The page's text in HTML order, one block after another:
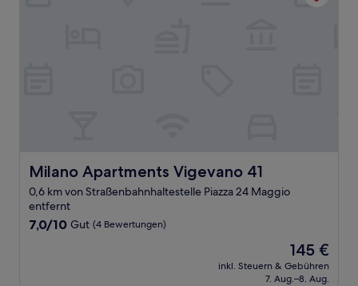
Milano Apartments Vigevano 41
Milano Apartments Vigevano 41
0,6 km von Straßenbahnhaltestelle Piazza 24 Maggio
entfernt
7.0
7,0/10 Gut (4 Bewertungen)
Der
Preis
beträgt
145 €
inkl. Steuern & Gebühren
7. Aug.–8. Aug.